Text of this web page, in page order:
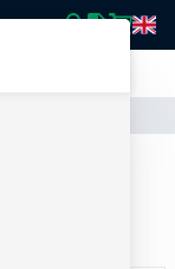
verzendstatus
16